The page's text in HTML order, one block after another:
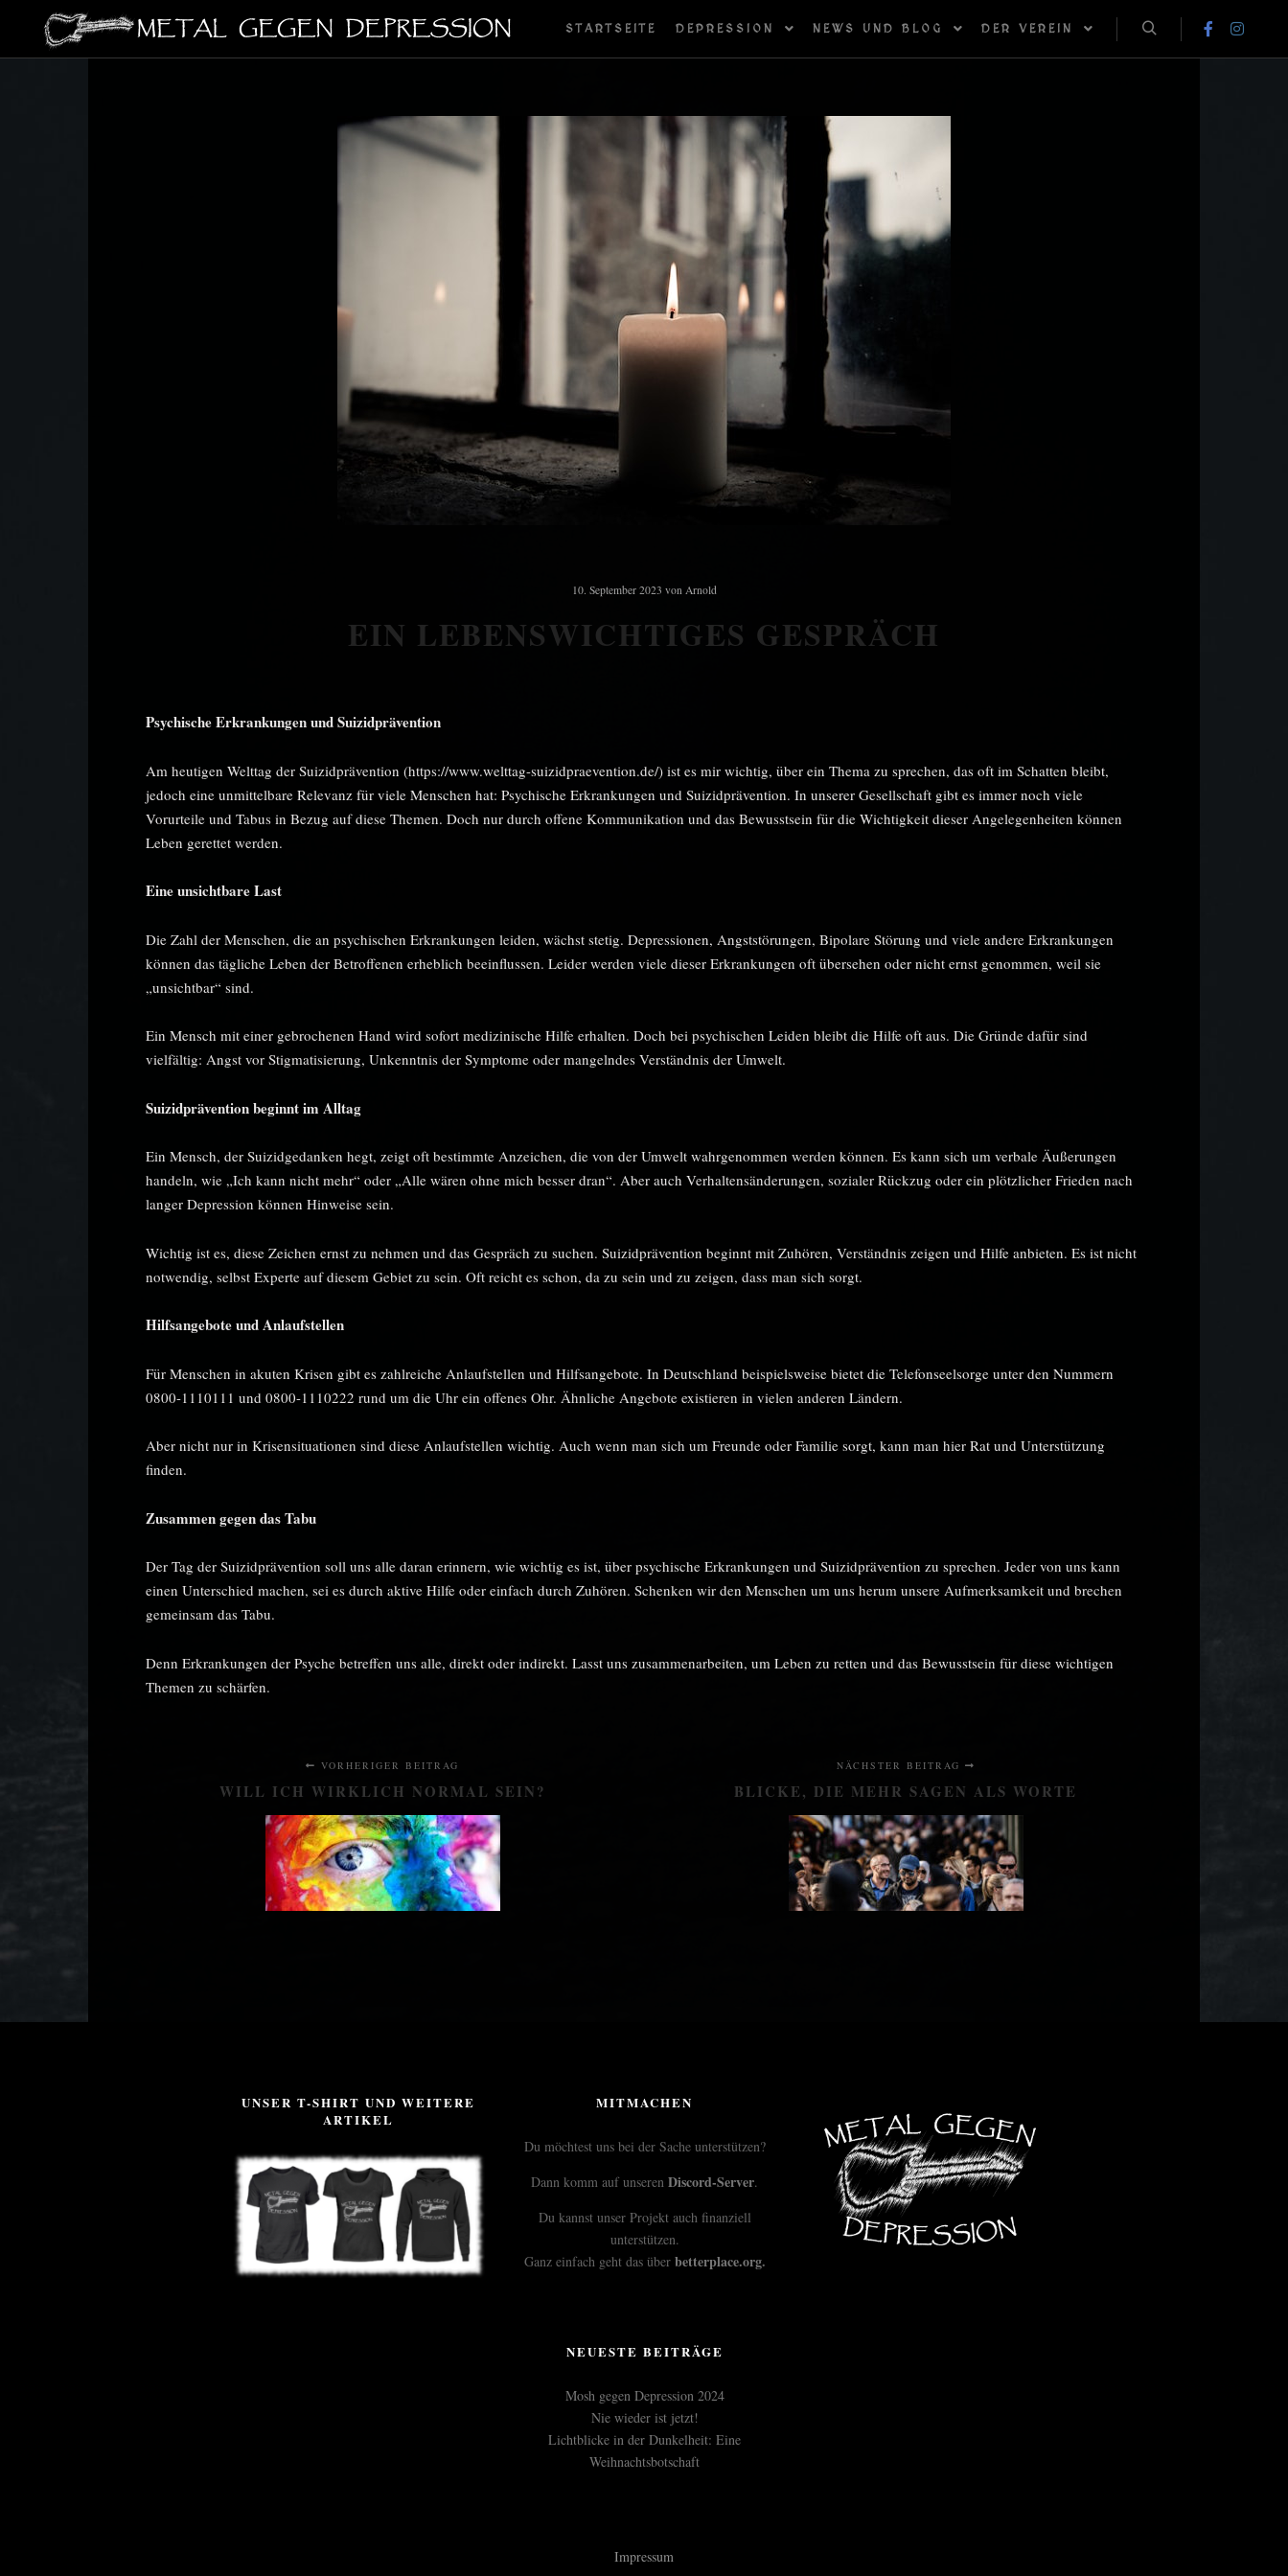
STARTSEITE DEPRESSION NEWS UND BLOG DER VEREIN
10. September 2023 von Arnold
EIN LEBENSWICHTIGES GESPRÄCH
Psychische Erkrankungen und Suizidprävention
Am heutigen Welttag der Suizidprävention (https://www.welttag-suizidpraevention.de/) ist es mir wichtig, über ein Thema zu sprechen, das oft im Schatten bleibt,
jedoch eine unmittelbare Relevanz für viele Menschen hat: Psychische Erkrankungen und Suizidprävention. In unserer Gesellschaft gibt es immer noch viele
Vorurteile und Tabus in Bezug auf diese Themen. Doch nur durch offene Kommunikation und das Bewusstsein für die Wichtigkeit dieser Angelegenheiten können
Leben gerettet werden.
Eine unsichtbare Last
Die Zahl der Menschen, die an psychischen Erkrankungen leiden, wächst stetig. Depressionen, Angststörungen, Bipolare Störung und viele andere Erkrankungen
können das tägliche Leben der Betroffenen erheblich beeinflussen. Leider werden viele dieser Erkrankungen oft übersehen oder nicht ernst genommen, weil sie
„unsichtbar“ sind.
Ein Mensch mit einer gebrochenen Hand wird sofort medizinische Hilfe erhalten. Doch bei psychischen Leiden bleibt die Hilfe oft aus. Die Gründe dafür sind
vielfältig: Angst vor Stigmatisierung, Unkenntnis der Symptome oder mangelndes Verständnis der Umwelt.
Suizidprävention beginnt im Alltag
Ein Mensch, der Suizidgedanken hegt, zeigt oft bestimmte Anzeichen, die von der Umwelt wahrgenommen werden können. Es kann sich um verbale Äußerungen
handeln, wie „Ich kann nicht mehr“ oder „Alle wären ohne mich besser dran“. Aber auch Verhaltensänderungen, sozialer Rückzug oder ein plötzlicher Frieden nach
langer Depression können Hinweise sein.
Wichtig ist es, diese Zeichen ernst zu nehmen und das Gespräch zu suchen. Suizidprävention beginnt mit Zuhören, Verständnis zeigen und Hilfe anbieten. Es ist nicht
notwendig, selbst Experte auf diesem Gebiet zu sein. Oft reicht es schon, da zu sein und zu zeigen, dass man sich sorgt.
Hilfsangebote und Anlaufstellen
Für Menschen in akuten Krisen gibt es zahlreiche Anlaufstellen und Hilfsangebote. In Deutschland beispielsweise bietet die Telefonseelsorge unter den Nummern
0800-1110111 und 0800-1110222 rund um die Uhr ein offenes Ohr. Ähnliche Angebote existieren in vielen anderen Ländern.
Aber nicht nur in Krisensituationen sind diese Anlaufstellen wichtig. Auch wenn man sich um Freunde oder Familie sorgt, kann man hier Rat und Unterstützung
finden.
Zusammen gegen das Tabu
Der Tag der Suizidprävention soll uns alle daran erinnern, wie wichtig es ist, über psychische Erkrankungen und Suizidprävention zu sprechen. Jeder von uns kann
einen Unterschied machen, sei es durch aktive Hilfe oder einfach durch Zuhören. Schenken wir den Menschen um uns herum unsere Aufmerksamkeit und brechen
gemeinsam das Tabu.
Denn Erkrankungen der Psyche betreffen uns alle, direkt oder indirekt. Lasst uns zusammenarbeiten, um Leben zu retten und das Bewusstsein für diese wichtigen
Themen zu schärfen.
VORHERIGER BEITRAG
WILL ICH WIRKLICH NORMAL SEIN?
NÄCHSTER BEITRAG
BLICKE, DIE MEHR SAGEN ALS WORTE
UNSER T-SHIRT UND WEITERE
ARTIKEL
MITMACHEN
Du möchtest uns bei der Sache unterstützen?
Dann komm auf unserenDiscord-Server.
Du kannst unser Projekt auch finanziell
unterstützen.
Ganz einfach geht das über betterplace.org.
NEUESTE BEITRÄGE
Mosh gegen Depression 2024
Nie wieder ist jetzt!
Lichtblicke in der Dunkelheit: Eine
Weihnachtsbotschaft
Impressum